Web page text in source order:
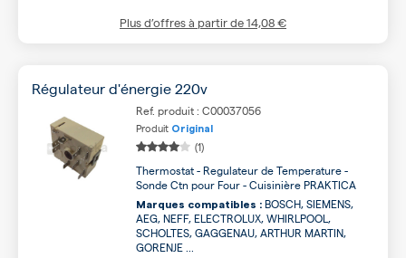
Plus d’offres à partir de14,08 €
Régulateur d'énergie 220v
Ref. produit : C00037056
Produit Original
(1)
Thermostat - Regulateur de Temperature -
Sonde Ctn pour Four - Cuisinière PRAKTICA
Marques compatibles : BOSCH, SIEMENS,
AEG, NEFF, ELECTROLUX, WHIRLPOOL,
SCHOLTES, GAGGENAU, ARTHUR MARTIN,
GORENJE ...